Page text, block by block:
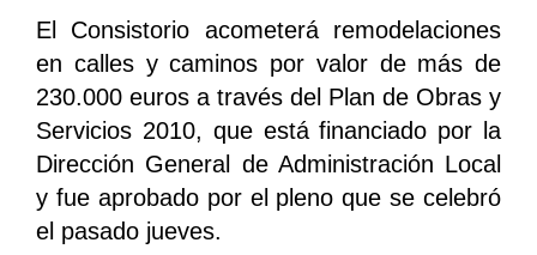
El Consistorio acometerá remodelaciones
en calles y caminos por valor de más de
230.000 euros a través del Plan de Obras y
Servicios 2010, que está financiado por la
Dirección General de Administración Local
y fue aprobado por el pleno que se celebró
el pasado jueves.